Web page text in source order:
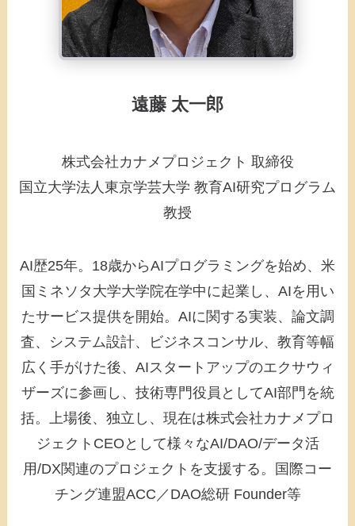
遠藤 太一郎
株式会社カナメプロジェクト 取締役
国立大学法人東京学芸大学 教育AI研究プログラム
教授
AI歴25年。18歳からAIプログラミングを始め、米
国ミネソタ大学大学院在学中に起業し、AIを用い
たサービス提供を開始。AIに関する実装、論文調
査、システム設計、ビジネスコンサル、教育等幅
広く手がけた後、AIスタートアップのエクサウィ
ザーズに参画し、技術専門役員としてAI部門を統
括。上場後、独立し、現在は株式会社カナメプロ
ジェクトCEOとして様々なAI/DAO/データ活
用/DX関連のプロジェクトを支援する。国際コー
チング連盟ACC／DAO総研 Founder等